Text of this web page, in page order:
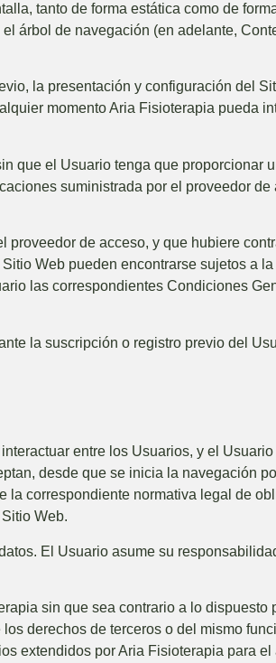
tanto de forma estática como de
árbol de navegación (en adelante,
la presentación y configuración del
momentoAria Fisioterapia pueda
que el Usuario tenga que proporcionar
suministrada por el proveedor de
de acceso, y que hubiere
Web pueden encontrarse sujetos a
las correspondientes Condiciones
la suscripción o registro previo del
entre los Usuarios, y el Usuario
desde que se inicia la navegación
correspondiente normativa legal de
Web.
El Usuario asume su
sin que sea contrario a lo dispuesto
derechos de terceros o del mismo
extendidos porAria Fisioterapia para el